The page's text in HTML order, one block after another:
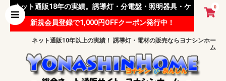
0
ネット通販18年の実績。誘導灯・分電盤・照明器具・ケ
ーブル等 様々な資材を取り扱っています。
新規会員登録で1,000円OFFクーポン発行中！
ネット通販10年以上の実績！ 誘導灯・電材の販売ならヨナシンホー
ム